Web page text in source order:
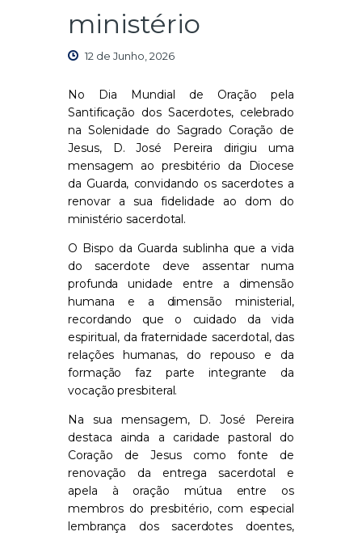
ministério
12 de Junho, 2026
No Dia Mundial de Oração pela
Santificação dos Sacerdotes, celebrado
na Solenidade do Sagrado Coração de
Jesus, D. José Pereira dirigiu uma
mensagem ao presbitério da Diocese
da Guarda, convidando os sacerdotes a
renovar a sua fidelidade ao dom do
ministério sacerdotal.
O Bispo da Guarda sublinha que a vida
do sacerdote deve assentar numa
profunda unidade entre a dimensão
humana e a dimensão ministerial,
recordando que o cuidado da vida
espiritual, da fraternidade sacerdotal, das
relações humanas, do repouso e da
formação faz parte integrante da
vocação presbiteral.
Na sua mensagem, D. José Pereira
destaca ainda a caridade pastoral do
Coração de Jesus como fonte de
renovação da entrega sacerdotal e
apela à oração mútua entre os
membros do presbitério, com especial
lembrança dos sacerdotes doentes,